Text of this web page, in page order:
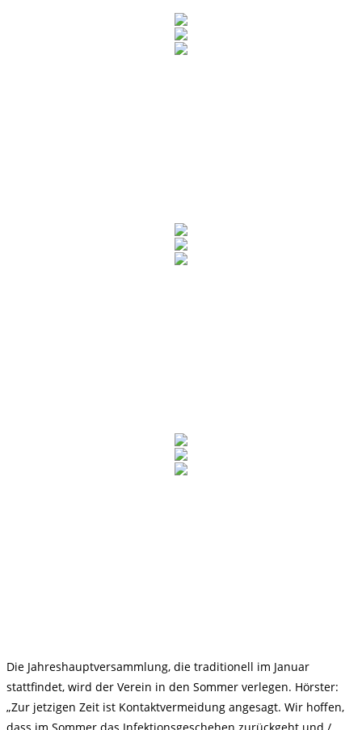
Die Jahreshauptversammlung, die traditionell im Januar
stattfindet, wird der Verein in den Sommer verlegen. Hörster:
„Zur jetzigen Zeit ist Kontaktvermeidung angesagt. Wir hoffen,